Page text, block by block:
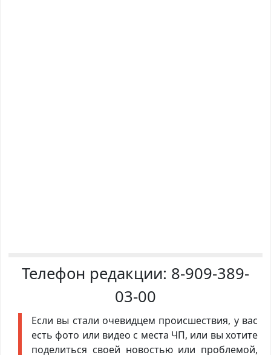
Телефон редакции: 8-909-389-
03-00
Если вы стали очевидцем происшествия, у вас
есть фото или видео с места ЧП, или вы хотите
поделиться своей новостью или проблемой,